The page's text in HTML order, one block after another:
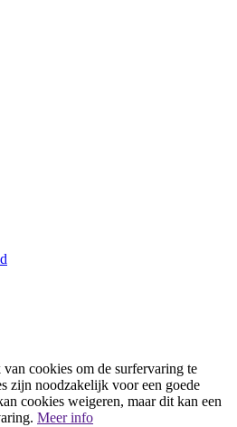
cookies om de surfervaring te
zijn noodzakelijk voor een goede
cookies weigeren, maar dit kan een
Meer info